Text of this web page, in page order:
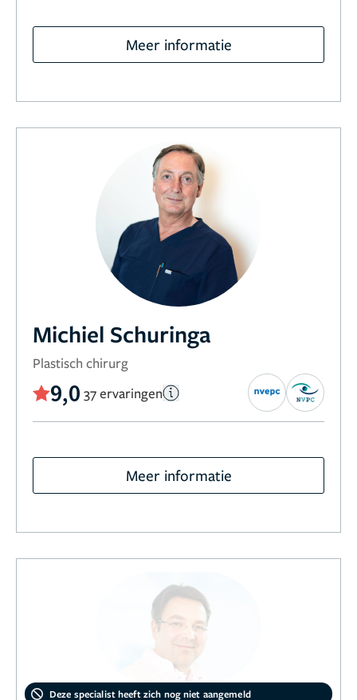
Meer informatie
Michiel Schuringa
Plastisch chirurg
9,0 37 ervaringen
Meer informatie
Deze specialist heeft zich nog niet aangemeld